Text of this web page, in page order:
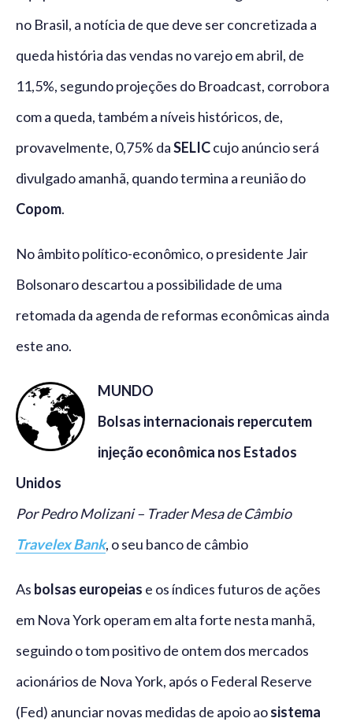
no Brasil, a notícia de que deve ser concretizada a
queda história das vendas no varejo em abril, de
11,5%, segundo projeções do Broadcast, corrobora
com a queda, também a níveis históricos, de,
provavelmente, 0,75% daSELICcujo anúncio será
divulgado amanhã, quando termina a reunião do
Copom.
No âmbito político-econômico, o presidente Jair
Bolsonaro descartou a possibilidade de uma
retomada da agenda de reformas econômicas ainda
este ano.
MUNDO
Bolsas internacionais repercutem
injeção econômica nos Estados
Unidos
Por Pedro Molizani – Trader Mesa de Câmbio
Travelex Bank, o seu banco de câmbio
As bolsas europeias e os índices futuros de ações
em Nova York operam em alta forte nesta manhã,
seguindo o tom positivo de ontem dos mercados
acionários de Nova York, após o Federal Reserve
(Fed) anunciar novas medidas de apoio aosistema